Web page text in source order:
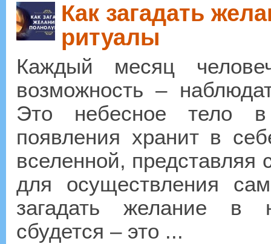
Как загадать
ритуалы
Каждый месяц
возможность –
Это небесное тело в
появления хранит в
вселенной, представляя
для осуществления
загадать желание в
сбудется – это ...